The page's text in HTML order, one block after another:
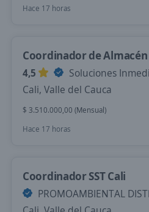
Hace 17 horas
Coordinador de Almacén
4,5
Soluciones
Cali, Valle del Cauca
$ 3.510.000,00 (Mensual)
Hace 17 horas
Coordinador SST Cali
PROMOAMBIENTAL